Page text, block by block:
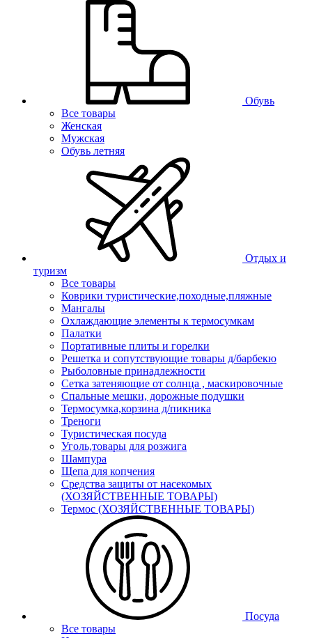
Обувь
Все товары
Женская
Мужская
Обувь летняя
Отдых и
туризм
Все товары
Коврики туристические,походные,пляжные
Мангалы
Охлаждающие элементы к термосумкам
Палатки
Портативные плиты и горелки
Решетка и сопутствующие товары д/барбекю
Рыболовные принадлежности
Сетка затеняющие от солнца , маскировочные
Спальные мешки, дорожные подушки
Термосумка,корзина д/пикника
Треноги
Туристическая посуда
Уголь,товары для розжига
Шампура
Щепа для копчения
Средства защиты от насекомых
(ХОЗЯЙСТВЕННЫЕ ТОВАРЫ)
Термос (ХОЗЯЙСТВЕННЫЕ ТОВАРЫ)
Посуда
Все товары